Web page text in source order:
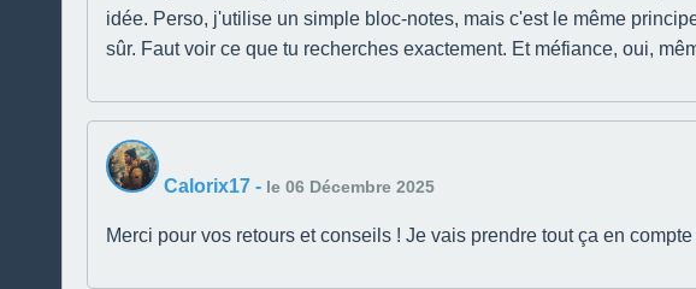
idée. Perso, j'utilise un simple bloc-notes, mais c'est le même
sûr. Faut voir ce que tu recherches exactement. Et méfiance, oui,
Calorix17 - le 06 Décembre 2025
Merci pour vos retours et conseils ! Je vais prendre tout ça en